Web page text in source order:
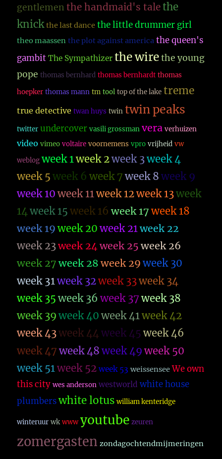
gentlemen the handmaid's talethe
knick the last dance the little drummer girl
theo maassen the plot against america the queen's
gambit The Sympathizer the wire the young
pope thomas bernhard thomas bernhardt thomas
hoepker thomas mann tm tool top of the lake treme
true detective twan huys twin twin peaks
twitter undercover vasili grossman vera verhuizen
video vimeo voltaire voornemens vpro vrijheid vw
weblog week 1week 2week 3week 4
week 5 week 6 week 7 week 8 week 9
week 10 week 11week 12week 13week
14week 15 week 16 week 17 week 18
week 19 week 20 week 21week 22
week 23week 24week 25 week 26
week 27 week 28 week 29 week 30
week 31week 32week 33week 34
week 35 week 36 week 37 week 38
week 39 week 40 week 41week 42
week 43week 44week 45 week 46
week 47 week 48 week 49 week 50
week 51week 52 week 53 weissensee We own
this city wes anderson westworld white house
plumbers white lotus william kenteridge
winteruur wk www youtube zeuren
zomergasten zondagochtendmijmeringen